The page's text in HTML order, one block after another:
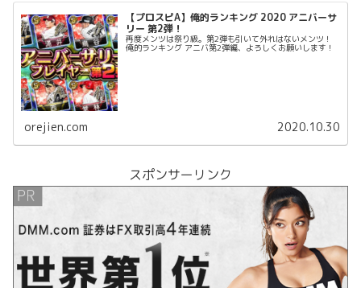
【プロスピA】俺的ランキング 2020 アニバーサ
リー 第2弾！
再度メンツは祭り級。第2弾も引いて外れはないメンツ！
俺的ランキング アニバ第2弾編、よろしくお願いします！
orejien.com 2020.10.30
スポンサーリンク